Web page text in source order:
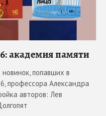
академия памяти
попавших в
профессора Александра
авторов: Лев